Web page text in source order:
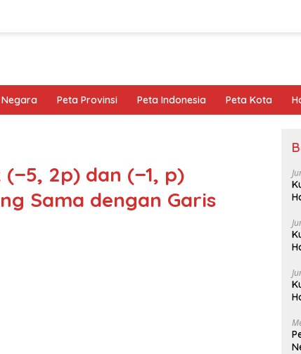
Peta Provinsi Peta Indonesia Peta Kota
2p) dan (−1, p)
Sama dengan Garis